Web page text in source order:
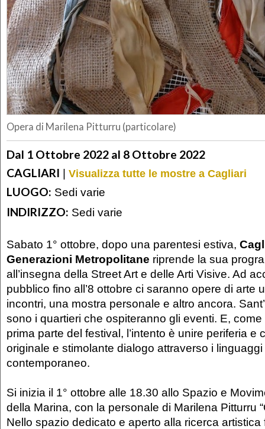
Opera di Marilena Pitturru (particolare)
Dal 1 Ottobre 2022 al 8 Ottobre 2022
CAGLIARI | Visualizza tutte le mostre a Cagliari
LUOGO: Sedi varie
INDIRIZZO: Sedi varie
Sabato 1° ottobre, dopo una parentesi estiva,
Generazioni Metropolitane riprende la sua
all’insegna della Street Art e delle Arti Visive. Ad
pubblico fino all’8 ottobre ci saranno opere di arte
incontri, una mostra personale e altro ancora.
sono i quartieri che ospiteranno gli eventi. E,
prima parte del festival, l’intento è unire periferia e
originale e stimolante dialogo attraverso i
contemporaneo.
Si inizia il 1° ottobre alle 18.30 allo Spazio e
della Marina, con la personale di Marilena Pitturru
Nello spazio dedicato e aperto alla ricerca artistica